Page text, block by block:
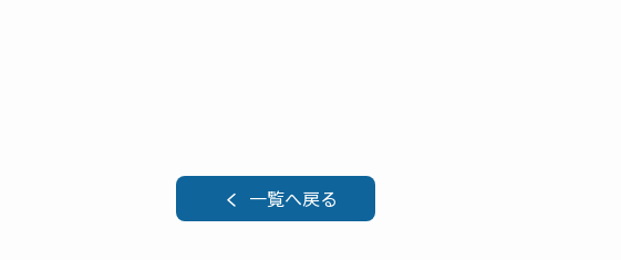
一覧へ戻る